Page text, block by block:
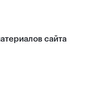
сайта